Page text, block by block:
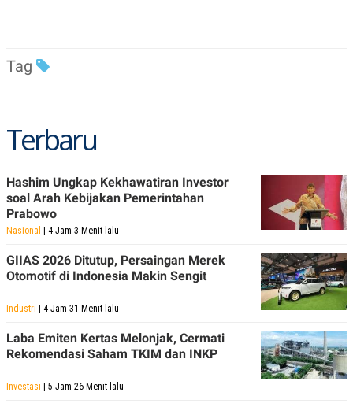
E
D
D
SITEMAPPROFILETERM
PEMBERITAAN
SIBER
PRIVACY
Tag
Terbaru
Hashim Ungkap Kekhawatiran Investor
soal Arah Kebijakan Pemerintahan
Prabowo
Nasional | 4 Jam 3 Menit lalu
GIIAS 2026 Ditutup, Persaingan Merek
Otomotif di Indonesia Makin Sengit
Industri | 4 Jam 31 Menit lalu
Laba Emiten Kertas Melonjak, Cermati
Rekomendasi Saham TKIM dan INKP
Investasi | 5 Jam 26 Menit lalu